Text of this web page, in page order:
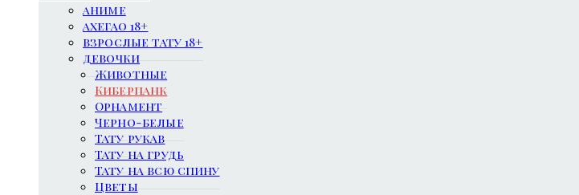
аниме
ахегао 18+
взрослые тату 18+
девочки
Животные
Киберпанк
Орнамент
Черно-белые
Тату рукав
Тату на грудь
Тату на всю спину
Цветы